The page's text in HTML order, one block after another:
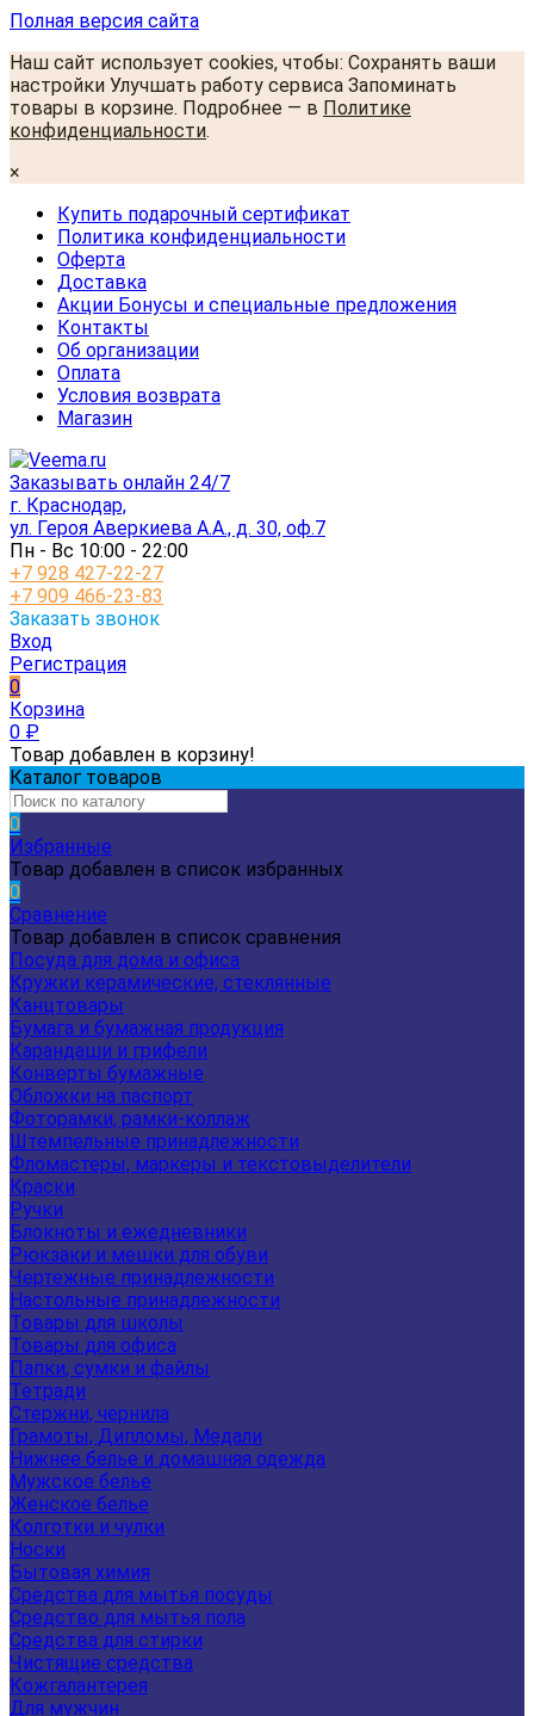
Полная версия сайта
Наш сайт использует cookies, чтобы: Сохранять ваши
настройки Улучшать работу сервиса Запоминать
товары в корзине. Подробнее — в Политике
конфиденциальности.
×
Купить подарочный сертификат
Политика конфиденциальности
Оферта
Доставка
Акции Бонусы и специальные предложения
Контакты
Об организации
Оплата
Условия возврата
Магазин
Заказывать онлайн 24/7
г. Краснодар,
ул. Героя Аверкиева А.А., д. 30, оф.7
Пн - Вс 10:00 - 22:00
+7 928 427-22-27
+7 909 466-23-83
Заказать звонок
Вход
Регистрация
0
Корзина
0 ₽
Товар добавлен в корзину!
Каталог товаров
0
Избранные
Товар добавлен в список избранных
0
Сравнение
Товар добавлен в список сравнения
Посуда для дома и офиса
Кружки керамические, стеклянные
Канцтовары
Бумага и бумажная продукция
Карандаши и грифели
Конверты бумажные
Обложки на паспорт
Фоторамки, рамки-коллаж
Штемпельные принадлежности
Фломастеры, маркеры и текстовыделители
Краски
Ручки
Блокноты и ежедневники
Рюкзаки и мешки для обуви
Чертежные принадлежности
Настольные принадлежности
Товары для школы
Товары для офиса
Папки, сумки и файлы
Тетради
Стержни, чернила
Грамоты, Дипломы, Медали
Нижнее белье и домашняя одежда
Мужское белье
Женское белье
Колготки и чулки
Носки
Бытовая химия
Средства для мытья посуды
Средство для мытья пола
Средства для стирки
Чистящие средства
Кожгалантерея
Для мужчин